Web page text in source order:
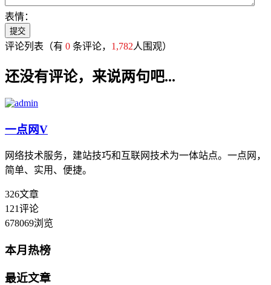
表情：
评论列表 （有 0 条评论， 1,782人围观）
还没有评论，来说两句吧...
一点网V
网络技术服务，建站技巧和互联网技术为一体站点。一点网，
简单、实用、便捷。
326文章
121评论
678069浏览
本月热榜
最近文章